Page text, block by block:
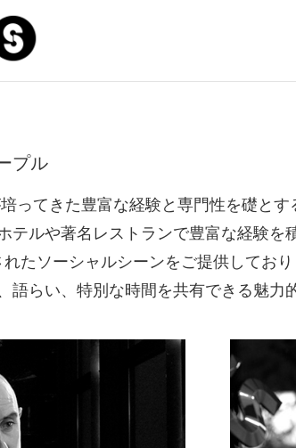
プル
てきた豊富な経験と専門性を礎とす
ルや著名レストランで豊富な経験を
たソーシャルシーンをご提供しており
らい、特別な時間を共有できる魅力